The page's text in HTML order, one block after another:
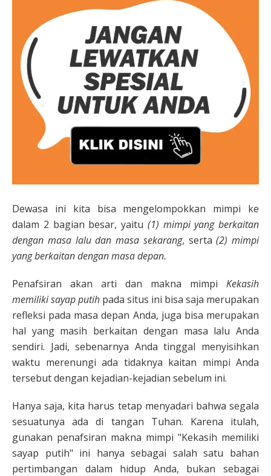
Dewasa ini kita bisa mengelompokkan mimpi ke
dalam 2 bagian besar, yaitu (1) mimpi yang berkaitan
dengan masa lalu dan masa sekarang, serta(2) mimpi
yang berkaitan dengan masa depan.
Penafsiran akan arti dan makna mimpi Kekasih
memiliki sayap putih pada situs ini bisa saja merupakan
refleksi pada masa depan Anda, juga bisa merupakan
hal yang masih berkaitan dengan masa lalu Anda
sendiri. Jadi, sebenarnya Anda tinggal menyisihkan
waktu merenungi ada tidaknya kaitan mimpi Anda
tersebut dengan kejadian-kejadian sebelum ini.
Hanya saja, kita harus tetap menyadari bahwa segala
sesuatunya ada di tangan Tuhan. Karena itulah,
gunakan penafsiran makna mimpi "Kekasih memiliki
sayap putih" ini hanya sebagai salah satu bahan
pertimbangan dalam hidup Anda, bukan sebagai